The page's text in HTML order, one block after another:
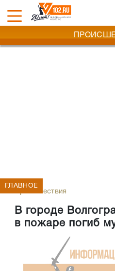
Происшествия
В городе
в пожаре погиб
ГЛАВНОЕ